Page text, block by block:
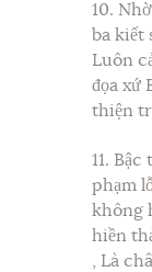
10.
ba kiết
Luôn
đọa xứ
thiện
11.
phạm
không
hiền
, Là